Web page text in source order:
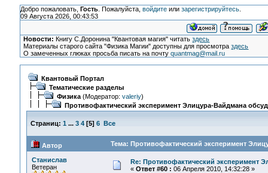
Добро пожаловать, Гость. Пожалуйста, войдитеили зарегистрируйтесь.
09 Августа 2026, 00:43:53
Новости: Книгу С.Доронина "Квантовая магия" читатьздесь
Материалы старого сайта "Физика Магии" доступны для просмотраздесь
О замеченных глюках просьба писать на почтуquantmag@mail.ru
Квантовый Портал
Тематические разделы
Физика(Модератор: valeriy)
Противофактический эксперимент Элицура-Вайдмана
Страниц: 1 ... 3 4[5] 6 Все
Автор Тема: Противофактический эксперимент
Станислав
Ветеран
Re: Противофактический эксперимент
« Ответ #60 : 06 Апреля 2010, 14:32:28 »